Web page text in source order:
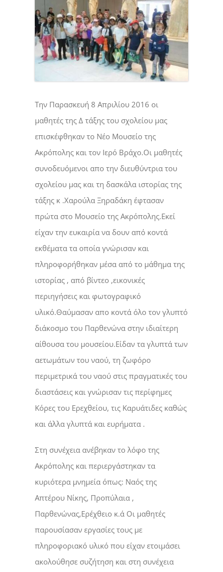
Tην Παρασκευή 8 Απριλίου 2016 οι
μαθητές της Δ τάξης του σχολείου μας
επισκέφθηκαν το Νέο Μουσείο της
Ακρόπολης και τον Ιερό Βράχο.Οι μαθητές
συνοδευόμενοι απο την διευθύντρια του
σχολείου μας και τη δασκάλα ιστορίας της
τάξης κ .Χαρούλα Ξηραδάκη έφτασαν
πρώτα στο Μουσείο της Ακρόπολης.Εκεί
είχαν την ευκαιρία να δουν από κοντά
εκθέματα τα οποία γνώρισαν και
πληροφορήθηκαν μέσα από το μάθημα της
ιστορίας , από βίντεο ,εικονικές
περιηγήσεις και φωτογραφικό
υλικό.Θαύμασαν απο κοντά όλο τον γλυπτό
διάκοσμο του Παρθενώνα στην ιδιαίτερη
αίθουσα του μουσείου.Είδαν τα γλυπτά των
αετωμάτων του ναού, τη ζωφόρο
περιμετρικά του ναού στις πραγματικές του
διαστάσεις και γνώρισαν τις περίφημες
Κόρες του Ερεχθείου, τις Καρυάτιδες καθώς
και άλλα γλυπτά και ευρήματα .
Στη συνέχεια ανέβηκαν το λόφο της
Ακρόπολης και περιεργάστηκαν τα
κυριότερα μνημεία όπως: Ναός της
Απτέρου Νίκης, Προπύλαια ,
Παρθενώνας,Ερέχθειο κ.ά Οι μαθητές
παρουσίασαν εργασίες τους με
πληροφοριακό υλικό που είχαν ετοιμάσει
ακολούθησε συζήτηση και στη συνέχεια